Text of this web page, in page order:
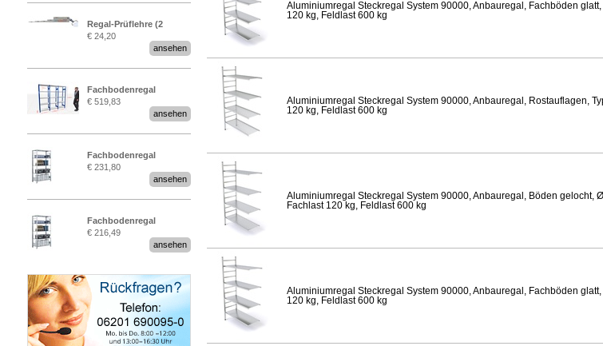
Regal-Prüflehre (2
Stück)
€ 24,20
ansehen
Fachbodenregal
Stecksystem MultiPlus
2,25 Meter breit
€ 519,83
ansehen
Fachbodenregal
Stecksystem MultiPlus
€ 231,80
ansehen
Fachbodenregal
Stecksystem MultiPlus
€ 216,49
ansehen
Aluminiumregal Steckregal System 90000, Anbauregal, Fachböden
120 kg, Feldlast 600 kg
Aluminiumregal Steckregal System 90000, Anbauregal, Rostauflagen,
120 kg, Feldlast 600 kg
Aluminiumregal Steckregal System 90000, Anbauregal, Böden gelocht,
Fachlast 120 kg, Feldlast 600 kg
Aluminiumregal Steckregal System 90000, Anbauregal, Fachböden
120 kg, Feldlast 600 kg